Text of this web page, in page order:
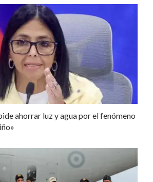
ahorrar luz y agua por el fenómeno